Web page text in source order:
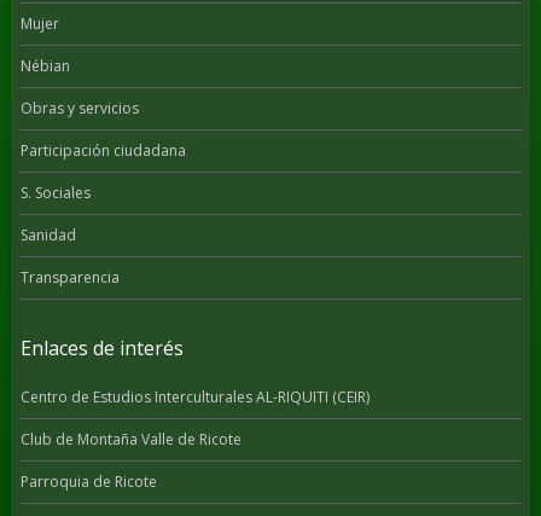
Mujer
Nébian
Obras y servicios
Participación ciudadana
S. Sociales
Sanidad
Transparencia
Enlaces de interés
Centro de Estudios Interculturales AL-RIQUITI (CEIR)
Club de Montaña Valle de Ricote
Parroquia de Ricote